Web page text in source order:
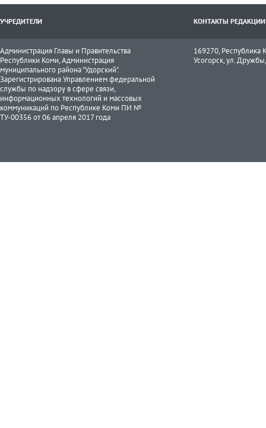
УЧРЕДИТЕЛИ КОНТАКТЫ РЕДАКЦИИ
Администрация Главы и Правительства
Республики Коми, Администрация
муниципального района "Удорский".
Зарегистрирована Управлением федеральной
службы по надзору в сфере связи,
информационных технологий и массовых
коммуникаций по Республике Коми ПИ №
ТУ-00356 от 06 апреля 2017 года
169270, Республика
Усогорск, ул.